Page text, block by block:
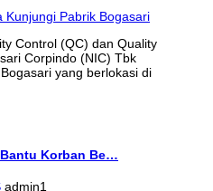
Control (QC) dan Quality
Corpindo (NIC) Tbk
yang berlokasi di
Korban Be…
admin1